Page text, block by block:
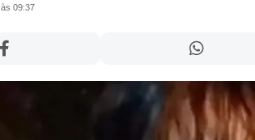
09:37